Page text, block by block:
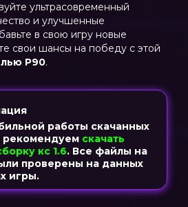
ультрасовременный
и улучшенные
в свою игру новые
свои шансы на победу с этой
P90.
работы скачанных
рекомендуем скачать
кс 1.6. Все файлы на
проверены на данных
игры.